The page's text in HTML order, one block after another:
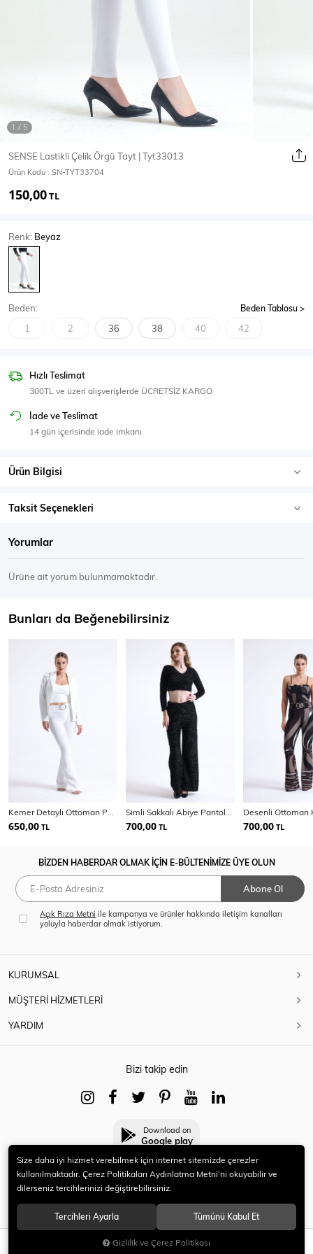
T-Shirt
Body
SPOR GİYİM
Eşofman Üstü
SENSE Lastikli Çelik Örgü Tayt | Tyt33013
Ürün Kodu : SN-TYT33704
150,00TL
Renk: Beyaz
Beden: Beden Tablosu
1 2 36 38 40 42
SEPETE EKLE
Hızlı Teslimat
300TL ve üzeri alışverişlerde ÜCRETSİZ KARGO
İade ve Teslimat
14 gün içerisinde iade imkanı
Ürün Bilgisi
Taksit Seçenekleri
Yorumlar
Ürüne ait yorum bulunmamaktadır.
Bunları da Beğenebilirsiniz
650,00 TL 700,00 TL 700,00 TL
BİZDEN HABERDAR OLMAK İÇİN E-BÜLTENİMİZE ÜYE OLUN
Abone Ol
Açık Rıza Metni ile kampanya ve ürünler hakkında iletişim kanalları
yoluyla haberdar olmak istiyorum.
KURUMSAL
MÜŞTERİ HİZMETLERİ
YARDIM
Bizi takip edin
Download on
Google play
© 2021 HERYENİ. Tüm hakları saklıdır.
Size daha iyi hizmet verebilmek için internet sitemizde çerezler
kullanılmaktadır. Çerez Politikaları Aydınlatma Metni’ni okuyabilir ve
dilerseniz tercihlerinizi değiştirebilirsiniz.
Tercihleri Ayarla Tümünü Kabul Et
Gizlilik ve Çerez Politikası